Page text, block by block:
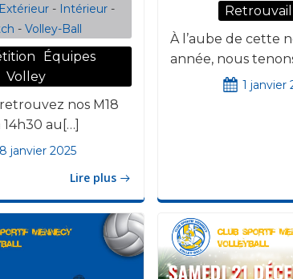
Extérieur - Intérieur -
- Volley-Ball
Équipes
Volley
nos M18
au[…]
8 janvier 2025
Lire plus
À l’aube de cette
année, nous
1 janvier